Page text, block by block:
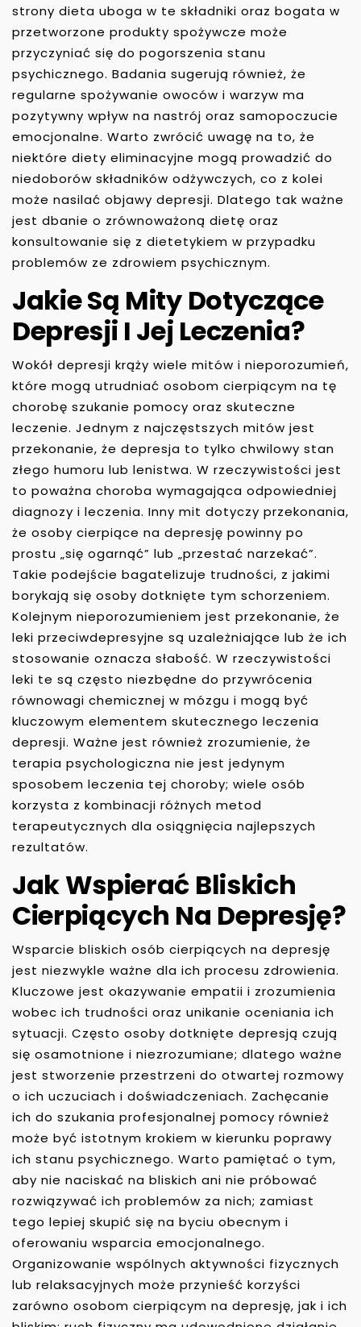
strony dieta uboga w te składniki oraz bogata w
przetworzone produkty spożywcze może
przyczyniać się do pogorszenia stanu
psychicznego. Badania sugerują również, że
regularne spożywanie owoców i warzyw ma
pozytywny wpływ na nastrój oraz samopoczucie
emocjonalne. Warto zwrócić uwagę na to, że
niektóre diety eliminacyjne mogą prowadzić do
niedoborów składników odżywczych, co z kolei
może nasilać objawy depresji. Dlatego tak ważne
jest dbanie o zrównoważoną dietę oraz
konsultowanie się z dietetykiem w przypadku
problemów ze zdrowiem psychicznym.
Jakie Są Mity Dotyczące
Depresji I Jej Leczenia?
Wokół depresji krąży wiele mitów i nieporozumień,
które mogą utrudniać osobom cierpiącym na tę
chorobę szukanie pomocy oraz skuteczne
leczenie. Jednym z najczęstszych mitów jest
przekonanie, że depresja to tylko chwilowy stan
złego humoru lub lenistwa. W rzeczywistości jest
to poważna choroba wymagająca odpowiedniej
diagnozy i leczenia. Inny mit dotyczy przekonania,
że osoby cierpiące na depresję powinny po
prostu „się ogarnąć” lub „przestać narzekać”.
Takie podejście bagatelizuje trudności, z jakimi
borykają się osoby dotknięte tym schorzeniem.
Kolejnym nieporozumieniem jest przekonanie, że
leki przeciwdepresyjne są uzależniające lub że ich
stosowanie oznacza słabość. W rzeczywistości
leki te są często niezbędne do przywrócenia
równowagi chemicznej w mózgu i mogą być
kluczowym elementem skutecznego leczenia
depresji. Ważne jest również zrozumienie, że
terapia psychologiczna nie jest jedynym
sposobem leczenia tej choroby; wiele osób
korzysta z kombinacji różnych metod
terapeutycznych dla osiągnięcia najlepszych
rezultatów.
Jak Wspierać Bliskich
Cierpiących Na Depresję?
Wsparcie bliskich osób cierpiących na depresję
jest niezwykle ważne dla ich procesu zdrowienia.
Kluczowe jest okazywanie empatii i zrozumienia
wobec ich trudności oraz unikanie oceniania ich
sytuacji. Często osoby dotknięte depresją czują
się osamotnione i niezrozumiane; dlatego ważne
jest stworzenie przestrzeni do otwartej rozmowy
o ich uczuciach i doświadczeniach. Zachęcanie
ich do szukania profesjonalnej pomocy również
może być istotnym krokiem w kierunku poprawy
ich stanu psychicznego. Warto pamiętać o tym,
aby nie naciskać na bliskich ani nie próbować
rozwiązywać ich problemów za nich; zamiast
tego lepiej skupić się na byciu obecnym i
oferowaniu wsparcia emocjonalnego.
Organizowanie wspólnych aktywności fizycznych
lub relaksacyjnych może przynieść korzyści
zarówno osobom cierpiącym na depresję, jak i ich